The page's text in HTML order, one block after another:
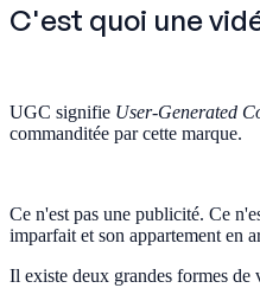
C'est quoi une
UGC signifie User-Generated
commanditée par cette marque.
Ce n'est pas une publicité. Ce
imparfait et son appartement en
Il existe deux grandes formes de